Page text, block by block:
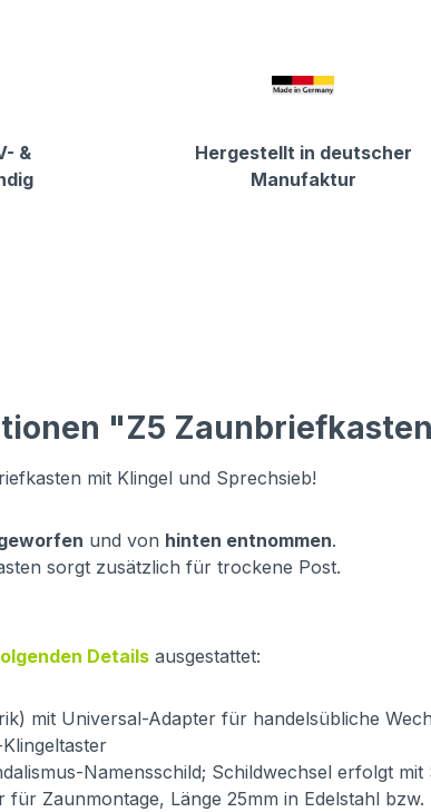
&
Hergestellt in deutscher
Manufaktur
"Z5
mit Klingel und Sprechsieb!
und von hinten entnommen.
sorgt zusätzlich für trockene Post.
Details ausgestattet:
mit Universal-Adapter für handelsübliche
Namensschild; Schildwechsel erfolgt
für Zaunmontage, Länge 25mm in Edelstahl bzw.